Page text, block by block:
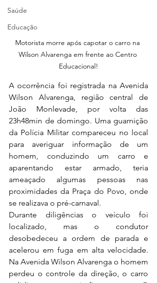
Saúde
Educação
Motorista morre após capotar o carro na
Wilson Alvarenga em frente ao Centro
Educacional!
A ocorrência foi registrada na Avenida
Wilson Alvarenga, região central de
João Monlevade, por volta das
23h48min de domingo. Uma guarnição
da Polícia Militar compareceu no local
para averiguar informação de um
homem, conduzindo um carro e
aparentando estar armado, teria
ameaçado algumas pessoas nas
proximidades da Praça do Povo, onde
se realizava o pré-carnaval.
Durante diligências o veículo foi
localizado, mas o condutor
desobedeceu a ordem de parada e
acelerou em fuga em alta velocidade.
Na Avenida Wilson Alvarenga o homem
perdeu o controle da direção, o carro